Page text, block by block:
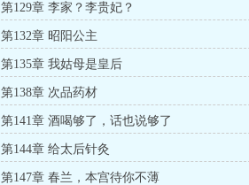
第129章 李家？李贵妃？
第132章 昭阳公主
第135章 我姑母是皇后
第138章 次品药材
第141章 酒喝够了，话也说够了
第144章 给太后针灸
第147章 春兰，本宫待你不薄